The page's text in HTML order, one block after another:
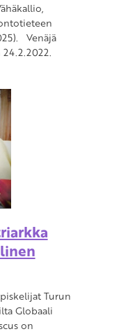
Venäjä
Turun
Globaali
on